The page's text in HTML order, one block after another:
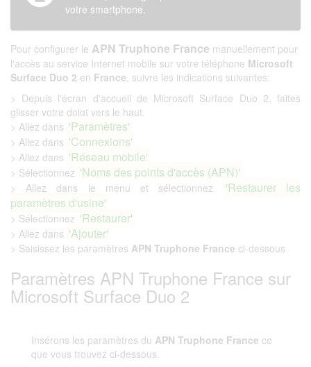
votre smartphone.
Pour configurer le APN Truphone France manuellement pour
l'accès au service Internet mobile sur votre téléphone Microsoft
Surface Duo 2 en France, suivre les indications suivantes:
> Depuis l'écran d'accueil de Microsoft Surface Duo 2, faites
glisser votre doigt vers le haut.
> Allez dans 'Paramètres'
> Allez dans 'Connexions'
> Allez dans 'Réseau mobile'
> Sélectionnez 'Noms des points d'accès (APN)'
> Allez dans le menu et sélectionnez
'Restaurer les
paramètres d'usine'
> Sélectionnez 'Restaurer'
> Allez dans 'Ajouter'
> Saisissez les paramètres APN Truphone France ci-dessous
Paramètres APN Truphone France sur
Microsoft Surface Duo 2
Insérons les paramètres du APN Truphone France ce
que vous trouvez ci-dessous.